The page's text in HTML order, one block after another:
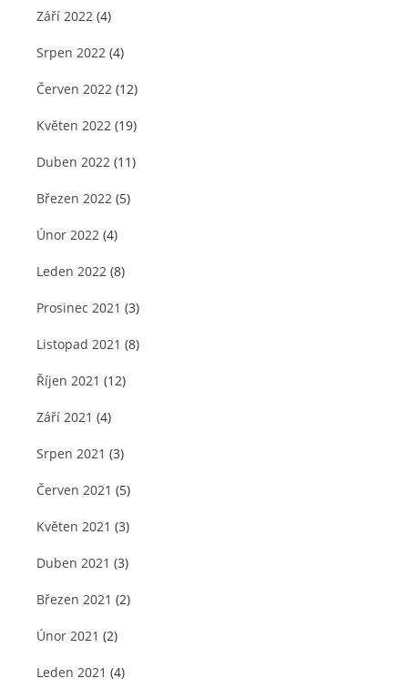
Září 2022 (4)
Srpen 2022 (4)
Červen 2022 (12)
Květen 2022 (19)
Duben 2022 (11)
Březen 2022 (5)
Únor 2022 (4)
Leden 2022 (8)
Prosinec 2021 (3)
Listopad 2021 (8)
Říjen 2021 (12)
Září 2021 (4)
Srpen 2021 (3)
Červen 2021 (5)
Květen 2021 (3)
Duben 2021 (3)
Březen 2021 (2)
Únor 2021 (2)
Leden 2021 (4)